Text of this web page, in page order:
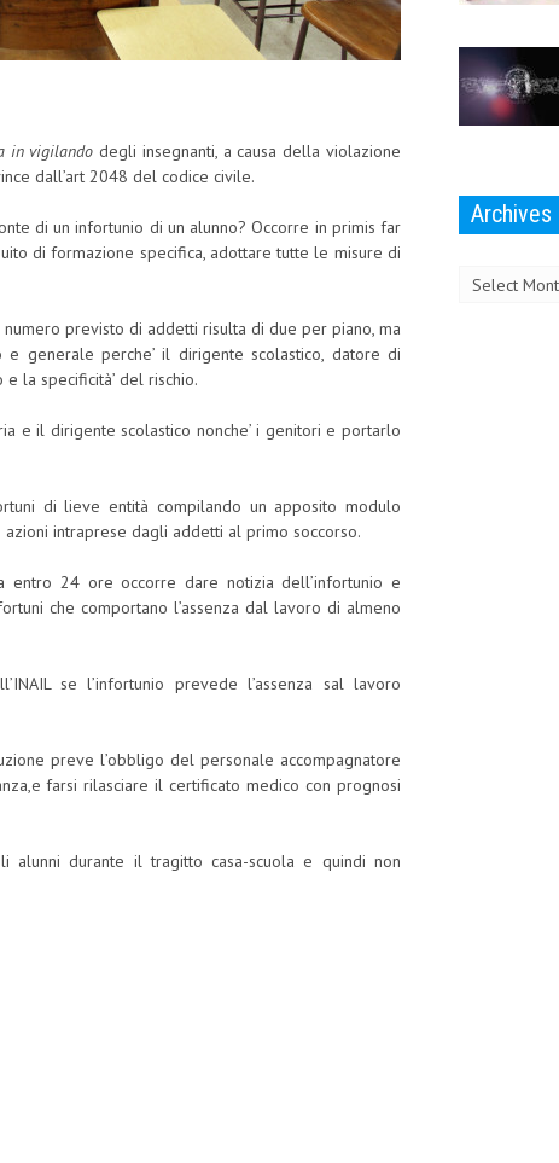
in vigilando degli insegnanti, a causa della violazione
dall’art 2048 del codice civile.
di un infortunio di un alunno? Occorre in primis far
di formazione specifica, adottare tutte le misure di
previsto di addetti risulta di due per piano, ma
generale perche’ il dirigente scolastico, datore di
la specificità’ del rischio.
e il dirigente scolastico nonche’ i genitori e portarlo
di lieve entità compilando un apposito modulo
intraprese dagli addetti al primo soccorso.
entro 24 ore occorre dare notizia dell’infortunio e
che comportano l’assenza dal lavoro di almeno
se l’infortunio prevede l’assenza sal lavoro
preve l’obbligo del personale accompagnatore
farsi rilasciare il certificato medico con prognosi
alunni durante il tragitto casa-scuola e quindi non
Archives